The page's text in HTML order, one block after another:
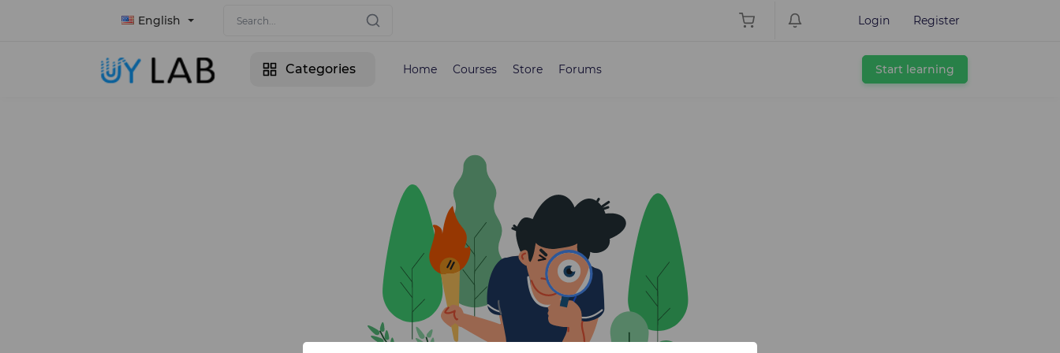
English Login Register
Categories Home Courses Store Forums Start learning